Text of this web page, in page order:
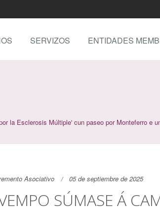
SERVIZOS ENTIDADES
la Esclerosis Múltiple' cun paseo por Monteferro e
Asociativo 05 de septiembre de 2025
SÚMASE Á